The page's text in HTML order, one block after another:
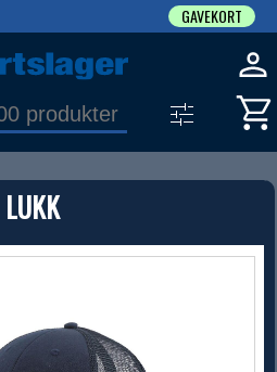
LUKK
GAVEKORT
PRODUKT
Produkter (1)
til å spisse søket